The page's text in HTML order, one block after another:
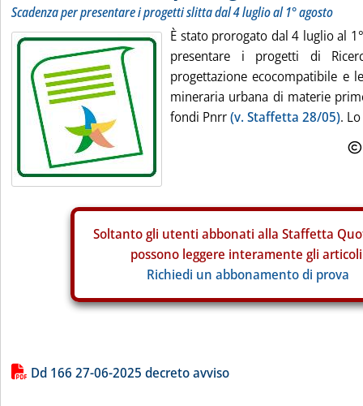
Scadenza per presentare i progetti slitta dal 4 luglio al 1° agosto
È stato prorogato dal 4 luglio al
presentare i progetti di
progettazione ecocompatibile e
mineraria urbana di materie
fondi Pnrr(v. Staffetta 28/05).
Soltanto gli utenti abbonati alla Staffetta
possono leggere interamente gli
Richiedi un abbonamento di prova
Lista allegati PDF alla notizia
Dd 166 27-06-2025 decreto avviso